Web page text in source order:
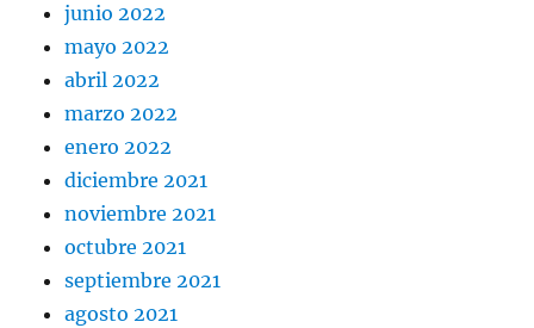
junio 2022
mayo 2022
abril 2022
marzo 2022
enero 2022
diciembre 2021
noviembre 2021
octubre 2021
septiembre 2021
agosto 2021